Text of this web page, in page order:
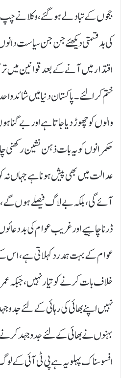
ججوں کے تبادلے ہوگئے، وکلا نے
کی بدقسمتی دیکھئے جن جن سیاست
اقتدار میں آنے کے بعد قوانین
ختم کرا لئے ۔ پاکستان دنیا میں
والوں کو چھوڑ دیا جاتا ہے اور بے
حکمرانوں کو یہ بات ذہن نشین رکھنی
عدالت میں بھی پیش ہونا ہے جہاں نہ
آئے گی، بلکہ بے لاگ فیصلے ہوں گے،
ڈرنا چاہیے اور غریب عوام کی
عوام کے بہت ہمدرد کہلاتی ہے، اس
خلاف بات کرنے کو تیار نہیں، جبکہ
نہیں اپنے بھائی کی رہائی کے لئے
بہنوں نے بھائی کے لئے جدوجہد
افسوسناک پہلو یہ ہے پی ٹی آئی